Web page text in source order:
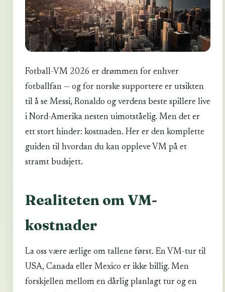
Fotball-VM 2026 er drømmen for enhver
fotballfan — og for norske supportere er utsikten
til å se Messi, Ronaldo og verdens beste spillere live
i Nord-Amerika nesten uimotståelig. Men det er
ett stort hinder: kostnaden. Her er den komplette
guiden til hvordan du kan oppleve VM på et
stramt budsjett.
Realiteten om VM-
kostnader
La oss være ærlige om tallene først. En VM-tur til
USA, Canada eller Mexico er ikke billig. Men
forskjellen mellom en dårlig planlagt tur og en